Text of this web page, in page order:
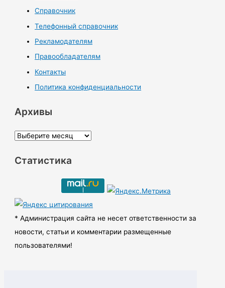
Справочник
Телефонный справочник
Рекламодателям
Правообладателям
Контакты
Политика конфиденциальности
Архивы
А
х
ы
Статистика
* Администрация сайта не несет ответственности за
новости, статьи и комментарии размещенные
пользователями!